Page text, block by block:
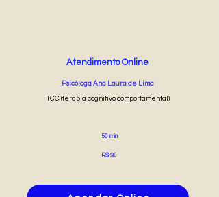
Atendimento Online
Psicóloga Ana Laura de Lima
TCC (terapia cognitivo comportamental)
50 min
R$ 90